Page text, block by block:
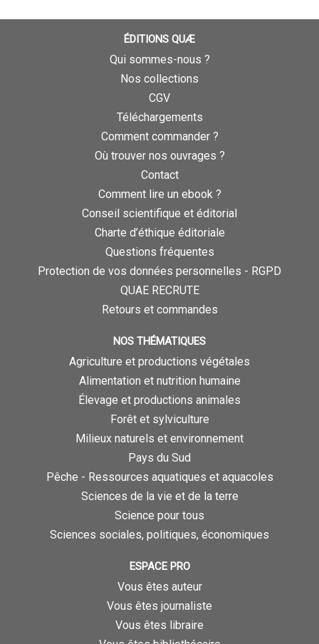
ÉDITIONS QUÆ
Qui sommes-nous ?
Nos collections
CGV
Téléchargements
Comment commander ?
Où trouver nos ouvrages ?
Contact
Comment lire un ebook ?
Conseil scientifique et éditorial
Charte d’éthique éditoriale
Questions fréquentes
Protection de vos données personnelles - RGPD
QUAE RECRUTE
Retours et commandes
NOS THÉMATIQUES
Agriculture et productions végétales
Alimentation et nutrition humaine
Élevage et productions animales
Forêt et sylviculture
Milieux naturels et environnement
Pays du Sud
Pêche - Ressources aquatiques et aquacoles
Sciences de la vie et de la terre
Science pour tous
Sciences sociales, politiques, économiques
ESPACE PRO
Vous êtes auteur
Vous êtes journaliste
Vous êtes libraire